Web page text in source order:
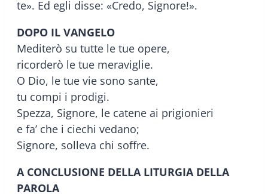
te». Ed egli disse: «Credo, Signore!».
DOPO IL VANGELO
Mediterò su tutte le tue opere,
ricorderò le tue meraviglie.
O Dio, le tue vie sono sante,
tu compi i prodigi.
Spezza, Signore, le catene ai prigionieri
e fa’ che i ciechi vedano;
Signore, solleva chi soffre.
A CONCLUSIONE DELLA LITURGIA DELLA
PAROLA